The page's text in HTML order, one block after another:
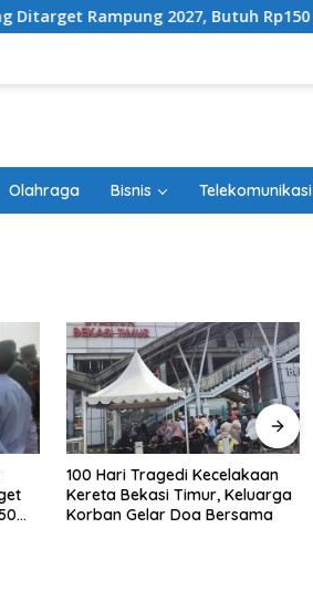
2027, Butuh Rp150 Miliar
Olahraga Bisnis Telekomunikasi
100 Hari Tragedi Kecelakaan
Kereta Bekasi Timur, Keluarga
Korban Gelar Doa Bersama